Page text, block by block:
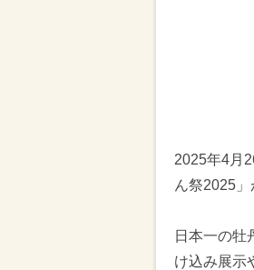
2025年4月
ん祭2025」
日本一の牡
け込み展示